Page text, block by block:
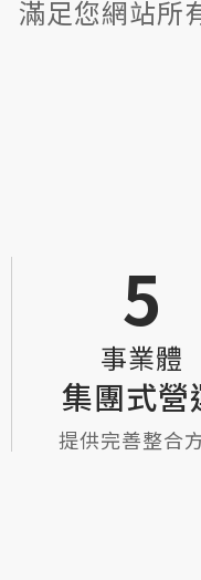
滿足您網站所
5
事業體
集團式營
提供完善整合